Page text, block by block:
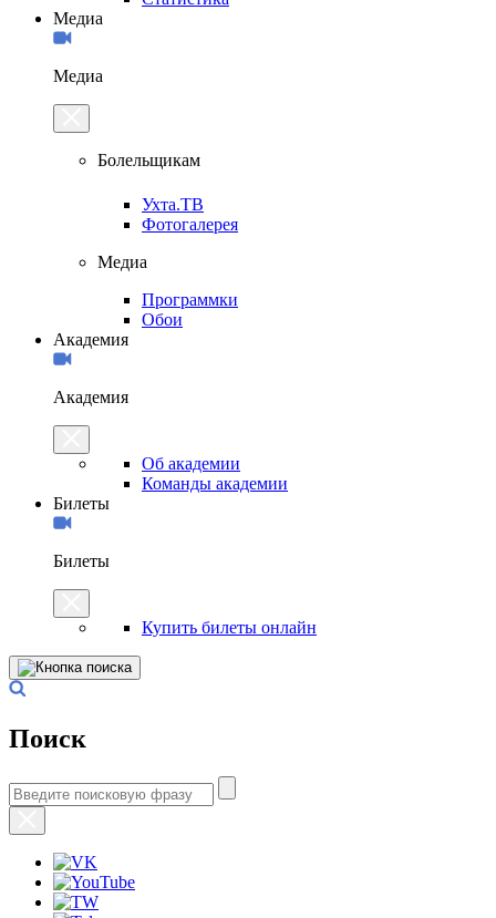
Медиа
Медиа
Болельщикам
Ухта.ТВ
Фотогалерея
Медиа
Программки
Обои
Академия
Академия
Об академии
Команды академии
Билеты
Билеты
Купить билеты онлайн
Поиск